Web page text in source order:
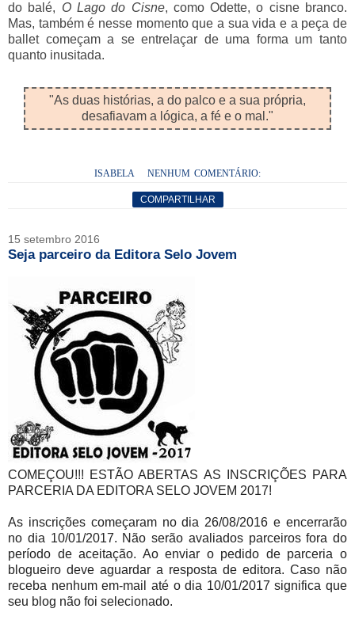
do balé, O Lago do Cisne, como Odette, o cisne branco.
Mas, também é nesse momento que a sua vida e a peça de
ballet começam a se entrelaçar de uma forma um tanto
quanto inusitada.
"As duas histórias, a do palco e a sua própria,
desafiavam a lógica, a fé e o mal."
ISABELA NENHUM COMENTÁRIO:
COMPARTILHAR
15 setembro 2016
Seja parceiro da Editora Selo Jovem
COMEÇOU!!! ESTÃO ABERTAS AS INSCRIÇÕES PARA
PARCERIA DA EDITORA SELO JOVEM 2017!
As inscrições começaram no dia 26/08/2016 e encerrarão
no dia 10/01/2017. Não serão avaliados parceiros fora do
período de aceitação. Ao enviar o pedido de parceria o
blogueiro deve aguardar a resposta de editora. Caso não
receba nenhum em-mail até o dia 10/01/2017 significa que
seu blog não foi selecionado.